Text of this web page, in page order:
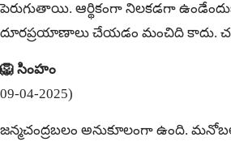
పెరుగుతాయి. ఆర్థికంగా నిలకడగా
దూరప్రయాణాలు చేయడం మంచిది కాదు.
🦁 సింహం
09-04-2025)
జన్మచంద్రబలం అనుకూలంగా ఉంది.